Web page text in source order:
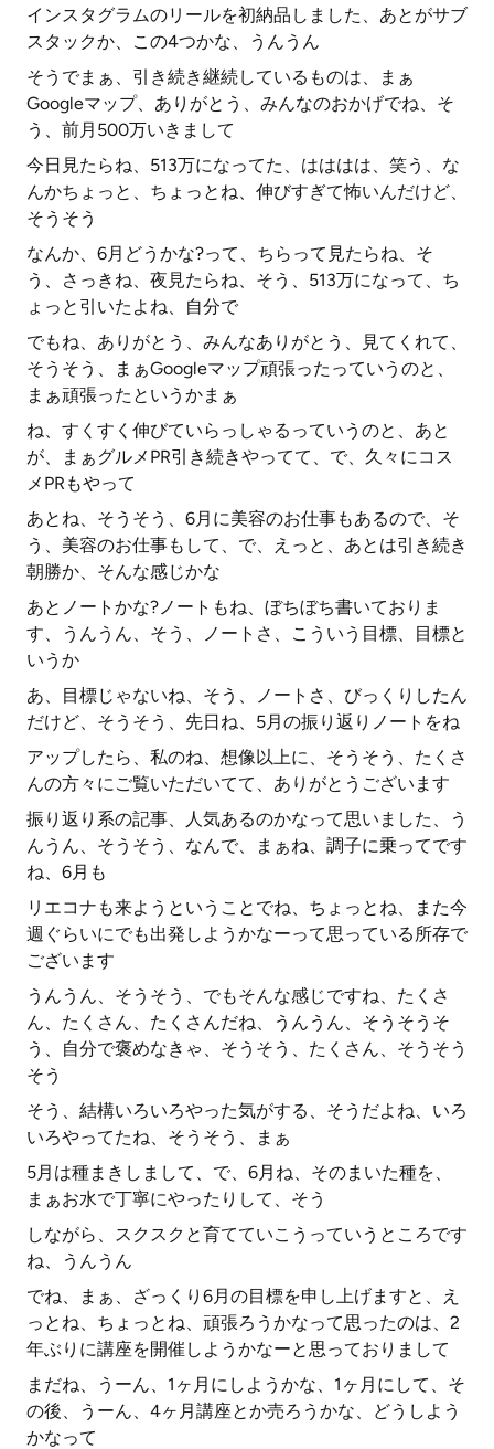
インスタグラムのリールを初納品しました、あとがサブ
スタックか、この4つかな、うんうん
そうでまぁ、引き続き継続しているものは、まぁ
Googleマップ、ありがとう、みんなのおかげでね、そ
う、前月500万いきまして
今日見たらね、513万になってた、はははは、笑う、な
んかちょっと、ちょっとね、伸びすぎて怖いんだけど、
そうそう
なんか、6月どうかな?って、ちらって見たらね、そ
う、さっきね、夜見たらね、そう、513万になって、ち
ょっと引いたよね、自分で
でもね、ありがとう、みんなありがとう、見てくれて、
そうそう、まぁGoogleマップ頑張ったっていうのと、
まぁ頑張ったというかまぁ
ね、すくすく伸びていらっしゃるっていうのと、あと
が、まぁグルメPR引き続きやってて、で、久々にコス
メPRもやって
あとね、そうそう、6月に美容のお仕事もあるので、そ
う、美容のお仕事もして、で、えっと、あとは引き続き
朝勝か、そんな感じかな
あとノートかな?ノートもね、ぼちぼち書いておりま
す、うんうん、そう、ノートさ、こういう目標、目標と
いうか
あ、目標じゃないね、そう、ノートさ、びっくりしたん
だけど、そうそう、先日ね、5月の振り返りノートをね
アップしたら、私のね、想像以上に、そうそう、たくさ
んの方々にご覧いただいてて、ありがとうございます
振り返り系の記事、人気あるのかなって思いました、う
んうん、そうそう、なんで、まぁね、調子に乗ってです
ね、6月も
リエコナも来ようということでね、ちょっとね、また今
週ぐらいにでも出発しようかなーって思っている所存で
ございます
うんうん、そうそう、でもそんな感じですね、たくさ
ん、たくさん、たくさんだね、うんうん、そうそうそ
う、自分で褒めなきゃ、そうそう、たくさん、そうそう
そう
そう、結構いろいろやった気がする、そうだよね、いろ
いろやってたね、そうそう、まぁ
5月は種まきしまして、で、6月ね、そのまいた種を、
まぁお水で丁寧にやったりして、そう
しながら、スクスクと育てていこうっていうところです
ね、うんうん
でね、まぁ、ざっくり6月の目標を申し上げますと、え
っとね、ちょっとね、頑張ろうかなって思ったのは、2
年ぶりに講座を開催しようかなーと思っておりまして
まだね、うーん、1ヶ月にしようかな、1ヶ月にして、そ
の後、うーん、4ヶ月講座とか売ろうかな、どうしよう
かなって